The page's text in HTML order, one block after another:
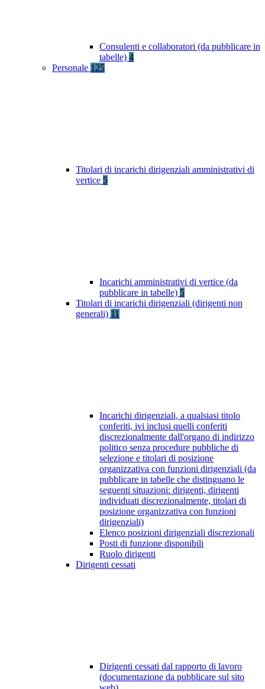
Consulenti e collaboratori (da pubblicare in
tabelle) 4
Personale 125
Titolari di incarichi dirigenziali amministrativi di
vertice 5
Incarichi amministrativi di vertice (da
pubblicare in tabelle) 5
Titolari di incarichi dirigenziali (dirigenti non
generali) 11
Incarichi dirigenziali, a qualsiasi titolo
conferiti, ivi inclusi quelli conferiti
discrezionalmente dall'organo di indirizzo
politico senza procedure pubbliche di
selezione e titolari di posizione
organizzativa con funzioni dirigenziali (da
pubblicare in tabelle che distinguano le
seguenti situazioni: dirigenti, dirigenti
individuati discrezionalmente, titolari di
posizione organizzativa con funzioni
dirigenziali)
Elenco posizioni dirigenziali discrezionali
Posti di funzione disponibili
Ruolo dirigenti
Dirigenti cessati
Dirigenti cessati dal rapporto di lavoro
(documentazione da pubblicare sul sito